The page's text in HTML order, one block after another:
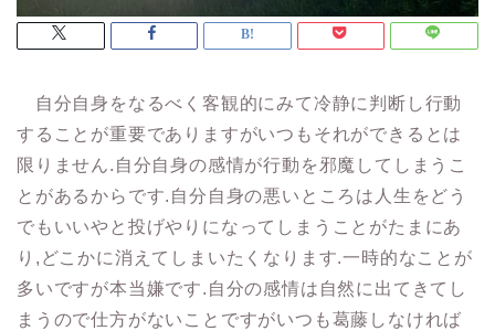
自分自身をなるべく客観的にみて冷静に判断し行動
することが重要でありますがいつもそれができるとは
限りません.自分自身の感情が行動を邪魔してしまうこ
とがあるからです.自分自身の悪いところは人生をどう
でもいいやと投げやりになってしまうことがたまにあ
り,どこかに消えてしまいたくなります.一時的なことが
多いですが本当嫌です.自分の感情は自然に出てきてし
まうので仕方がないことですがいつも葛藤しなければ